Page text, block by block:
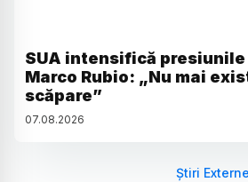
SUA intensifică
Marco Rubio: „Nu mai
scăpare”
07.08.2026
Știri Externe